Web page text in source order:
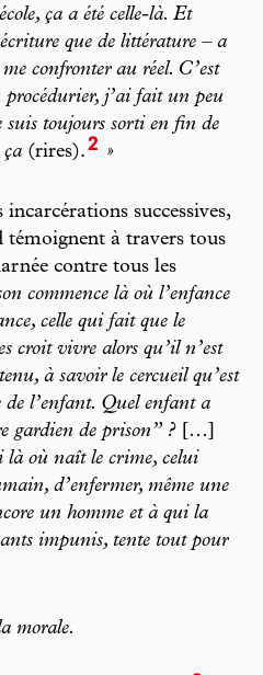
ça a été celle-là. Et
que de littérature – a
confronter au réel. C’est
procédurier, j’ai fait un peu
toujours sorti en fin de
ça (rires).2 »
successives,
témoignent à travers tous
contre tous les
commence là où l’enfance
celle qui fait que le
croit vivre alors qu’il n’est
à savoir le cercueil qu’est
l’enfant. Quel enfant a
gardien de prison” ?[…]
là où naît le crime, celui
d’enfermer, même une
un homme et à qui la
impunis, tente tout pour
morale.